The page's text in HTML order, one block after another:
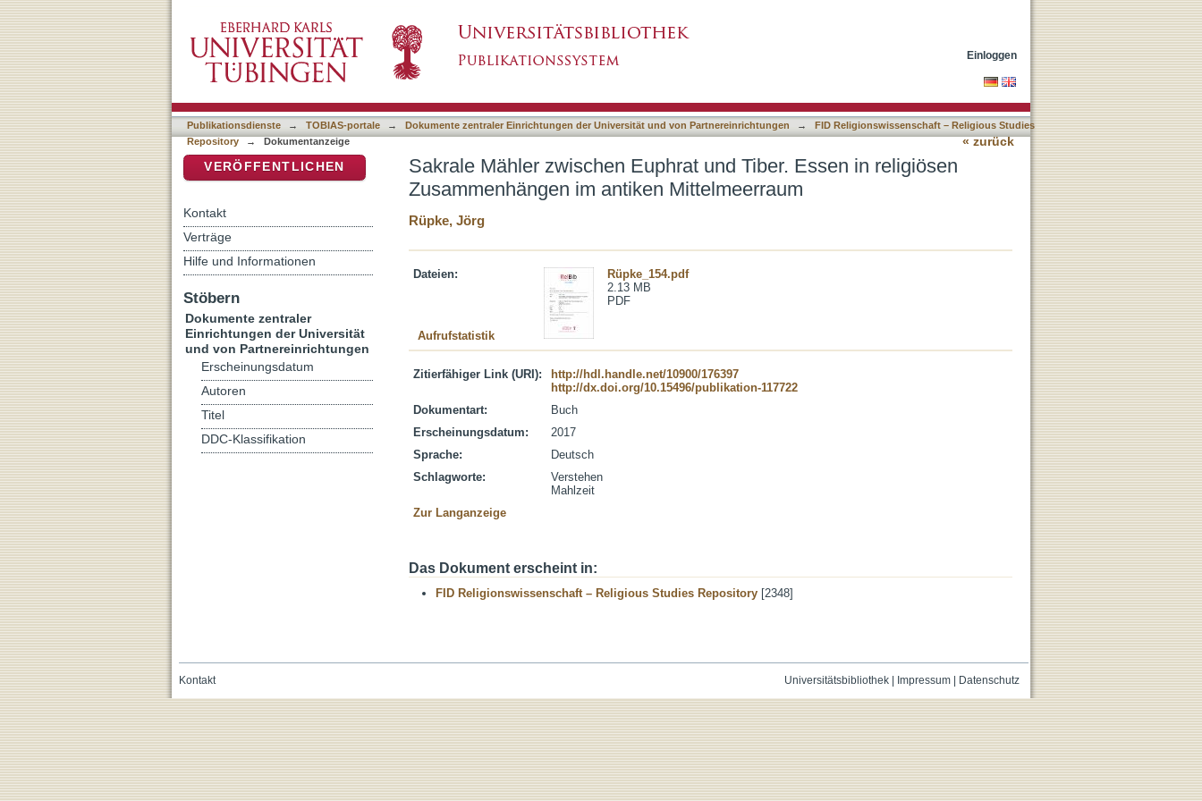
Mittelmeerraum
Einloggen
Publikationsdienste → TOBIAS-portale → Dokumente zentraler Einrichtungen der Universität und von Partnereinrichtungen →
FID Religionswissenschaft – Religious Studies
Repository
→ Dokumentanzeige « zurück
Sakrale Mähler zwischen Euphrat und Tiber. Essen in religiösen
Zusammenhängen im antiken Mittelmeerraum
Rüpke, Jörg
Dateien:
Rüpke_154.pdf
2.13 MB
PDF
Aufrufstatistik
Zitierfähiger Link (URI):
http://hdl.handle.net/10900/176397
http://dx.doi.org/10.15496/publikation-117722
Dokumentart:
Buch
Erscheinungsdatum:
2017
Sprache:
Deutsch
Schlagworte:
Verstehen
Mahlzeit
Zur Langanzeige
Das Dokument erscheint in:
FID Religionswissenschaft – Religious Studies Repository [2348]
VERÖFFENTLICHEN
Kontakt
Verträge
Hilfe und Informationen
Stöbern
Dokumente zentraler
Einrichtungen der Universität
und von Partnereinrichtungen
Erscheinungsdatum
Autoren
Titel
DDC-Klassifikation
Universitätsbibliothek| Impressum| Datenschutz
Kontakt